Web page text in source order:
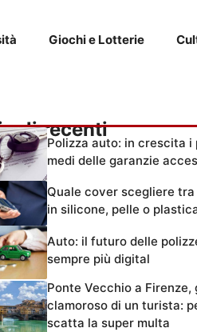
Giochi e Lotterie
recenti
Polizza auto: in crescita i
medi delle garanzie
Quale cover scegliere tra
in silicone, pelle o
Auto: il futuro delle
sempre più digital
Ponte Vecchio a Firenze,
clamoroso di un turista:
scatta la super multa